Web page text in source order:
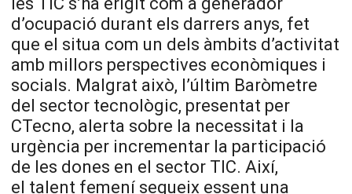
d’ocupació durant els darrers anys, fet
que el situa com un dels àmbits d’activitat
amb millors perspectives econòmiques i
socials. Malgrat això, l’últim Baròmetre
del sector tecnològic, presentat per
CTecno, alerta sobre la necessitat i la
urgència per incrementar la participació
de les dones en el sector TIC. Així,
el talent femení segueix essent una